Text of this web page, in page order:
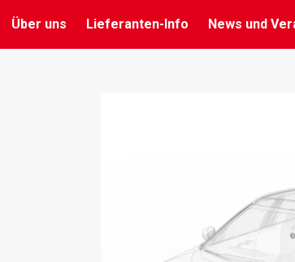
Über uns Lieferanten-Info News und